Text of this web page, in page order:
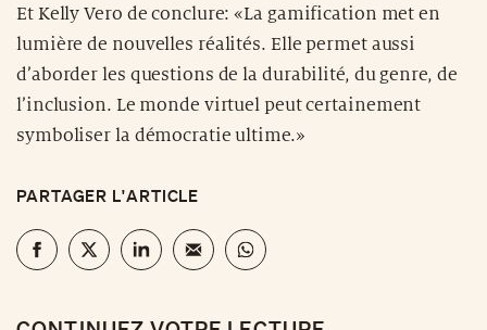
Et Kelly Vero de conclure: «La gamification met en
lumière de nouvelles réalités. Elle permet aussi
d’aborder les questions de la durabilité, du genre, de
l’inclusion. Le monde virtuel peut certainement
symboliser la démocratie ultime.»
PARTAGER L'ARTICLE